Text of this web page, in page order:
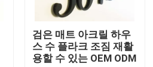
검은 매트 아크릴 하우
스 수 플라크 조짐 재활
용할 수 있는 OEM ODM